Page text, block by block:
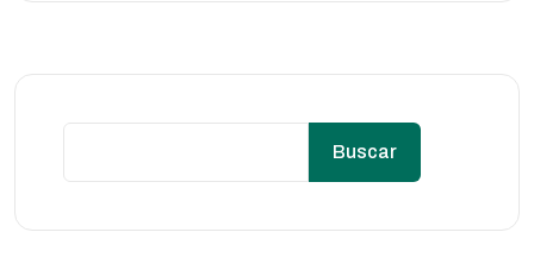
Buscar